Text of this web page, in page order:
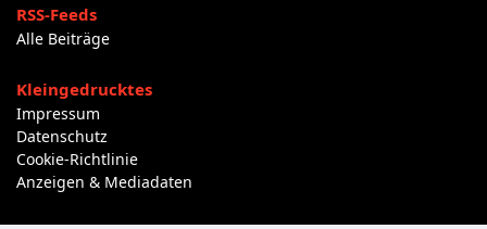
RSS-Feeds
Alle Beiträge
Kleingedrucktes
Impressum
Datenschutz
Cookie-Richtlinie
Anzeigen & Mediadaten